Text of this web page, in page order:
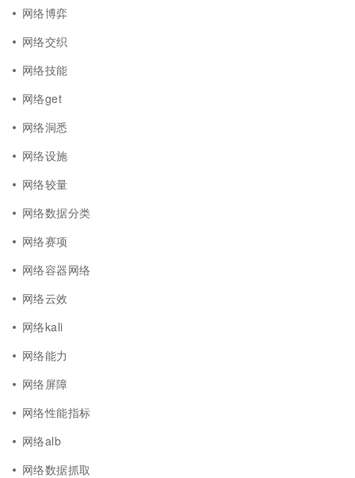
网络博弈
网络交织
网络技能
网络get
网络洞悉
网络设施
网络较量
网络数据分类
网络赛项
网络容器网络
网络云效
网络kali
网络能力
网络屏障
网络性能指标
网络alb
网络数据抓取